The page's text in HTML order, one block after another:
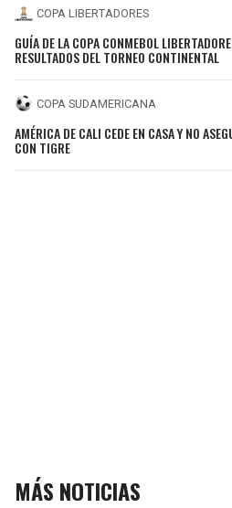
COPA LIBERTADORES
GUÍA DE LA COPA CONMEBOL
RESULTADOS DEL TORNEO CONTINENTAL
COPA SUDAMERICANA
AMÉRICA DE CALI CEDE EN CASA Y NO
CON TIGRE
MÁS NOTICIAS